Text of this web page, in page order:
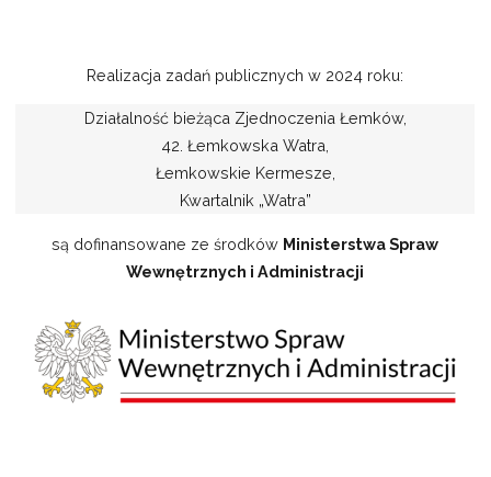
Realizacja zadań publicznych w 2024 roku:
Działalność bieżąca Zjednoczenia Łemków,
42. Łemkowska Watra,
Łemkowskie Kermesze,
Kwartalnik „Watra”
są dofinansowane ze środków Ministerstwa Spraw
Wewnętrznych i Administracji